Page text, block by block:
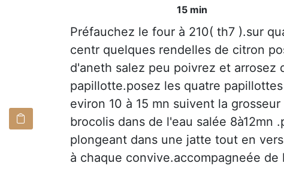
15 min
Préfauchez le four à 210( th7 ).sur
centr quelques rendelles de citron
d'aneth salez peu poivrez et
papillotte.posez les quatre
eviron 10 à 15 mn suivent la
brocolis dans de l'eau salée
plongeant dans une jatte tout en
à chaque convive.accompagneée